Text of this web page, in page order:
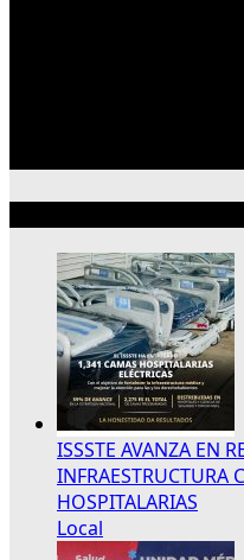
ISSSTE AVANZA EN
INFRAESTRUCTURA
HOSPITALARIAS
Local